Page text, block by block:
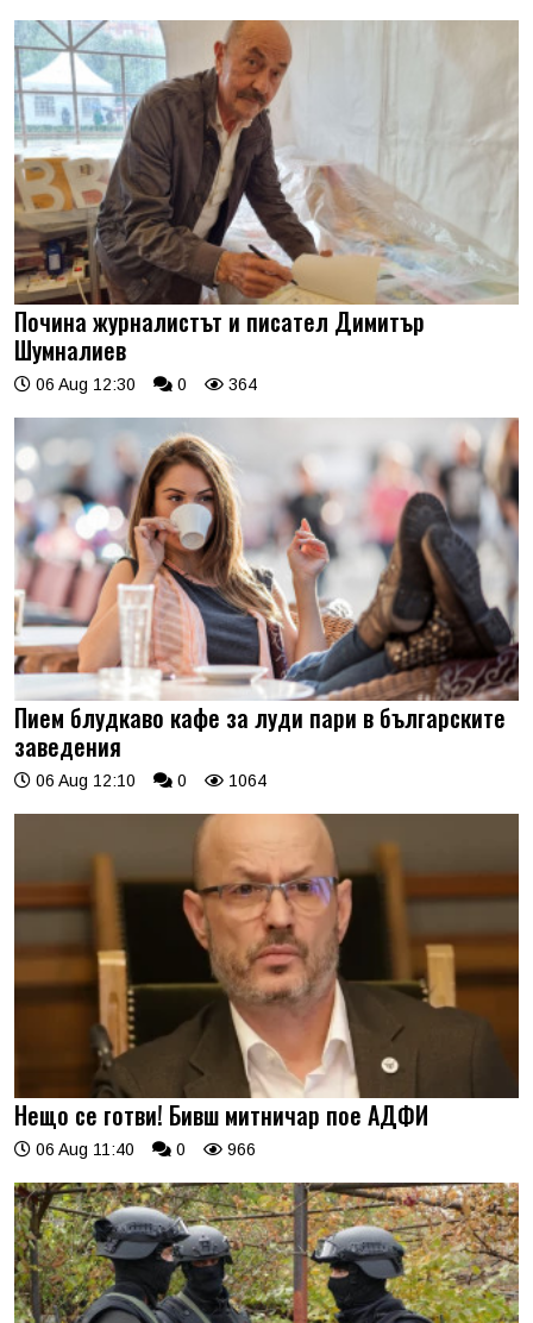
Почина журналистът и писател Димитър
Шумналиев
06 Aug 12:30 0 364
Пием блудкаво кафе за луди пари в българските
заведения
06 Aug 12:10 0 1064
Нещо се готви! Бивш митничар пое АДФИ
06 Aug 11:40 0 966